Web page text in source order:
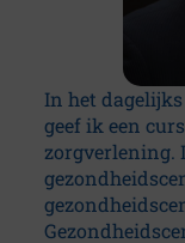
In het
geef ik een
zorgverlening.